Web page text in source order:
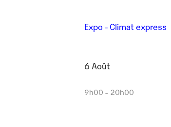
Expo - Climat express
6 Août
9h00 - 20h00